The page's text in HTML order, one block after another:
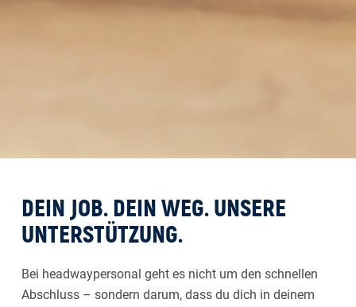
DEIN JOB. DEIN WEG. UNSERE
UNTERSTÜTZUNG.
Bei headwaypersonal geht es nicht um den schnellen
Abschluss – sondern darum, dass du dich in deinem